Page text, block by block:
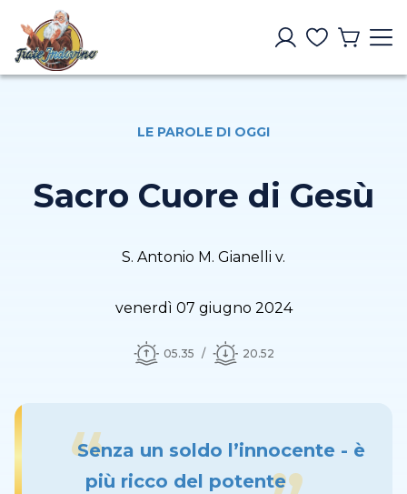
LE PAROLE DI OGGI
Sacro Cuore di Gesù
S. Antonio M. Gianelli v.
venerdì 07 giugno 2024
05.35 20.52
Senza un soldo l’innocente - è
più ricco del potente